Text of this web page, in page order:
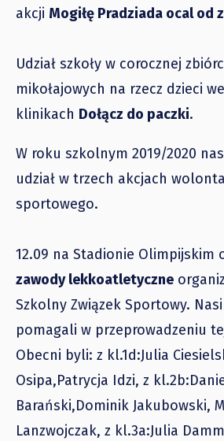
akcji Mogiłę Pradziada ocal od
Udział szkoły w corocznej
mikołajowych na rzecz dzieci
klinikach Dołącz do paczki.
W roku szkolnym 2019/2020
udział w trzech akcjach
sportowego.
12.09 na Stadionie Olimpijskim
zawody lekkoatletyczne
Szkolny Związek Sportowy.
pomagali w przeprowadzeniu
Obecni byli: z kl.1d:Julia
Osipa,Patrycja Idzi, z
Barański,Dominik Jakubowski,
Lanzwojczak, z kl.3a:Julia